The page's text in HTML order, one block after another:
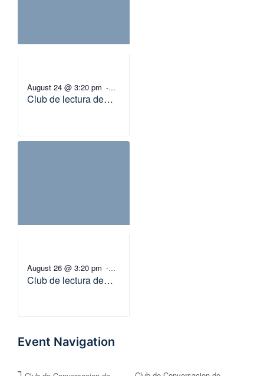
August 24 @ 3:20 pm -
4:20 pm
Club de lectura de
August 26 @ 3:20 pm -
4:20 pm
Club de lectura de
Event Navigation